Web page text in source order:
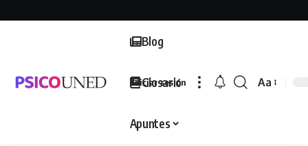
Blog
Glosario
Apuntes
Iniciar sesión
Font
Aa